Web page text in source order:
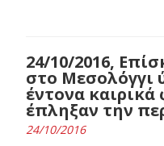
24/10/2016,
στο Μεσολόγγι
έντονα
έπληξαν την
24/10/2016